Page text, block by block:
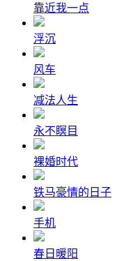
靠近我一点
浮沉
风车
减法人生
永不瞑目
裸婚时代
铁马豪情的日子
手机
春日暖阳